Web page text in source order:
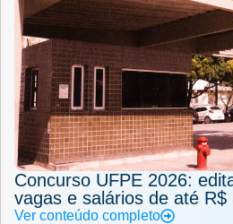
Concurso UFPE 2026:
vagas e salários de até R$
Ver conteúdo completo